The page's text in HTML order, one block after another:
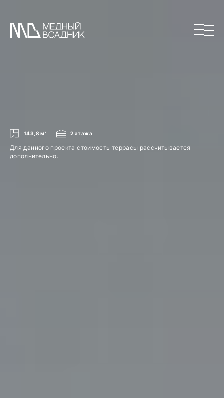
143,8 м 2 2 этажа
Для данного проекта стоимость террасы рассчитывается
дополнительно.